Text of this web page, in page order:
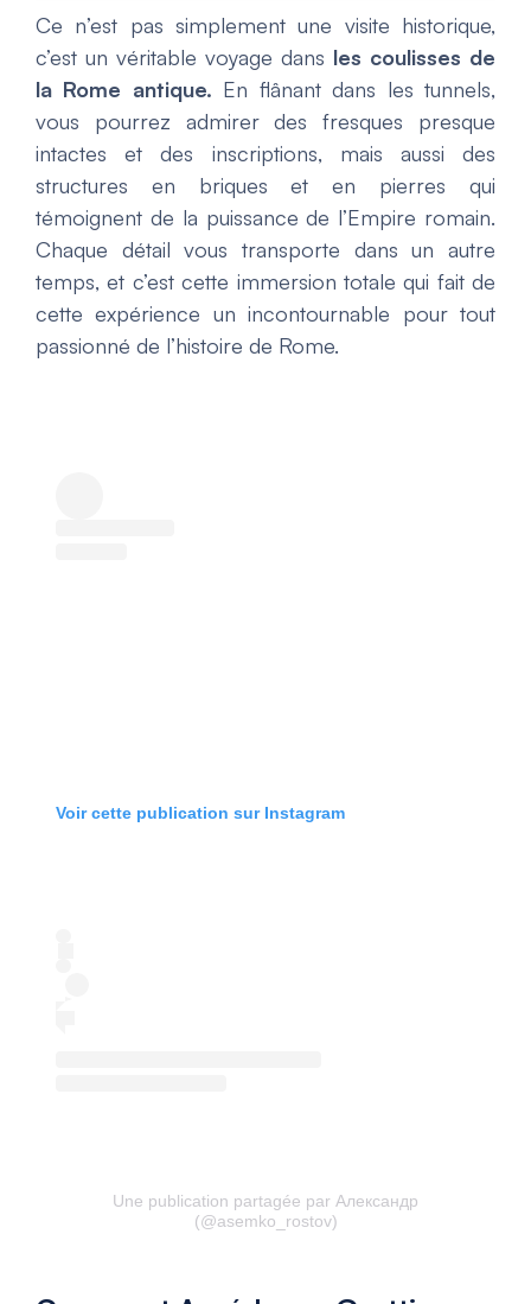
Ce n’est pas simplement une visite historique,
c’est un véritable voyage dans les coulisses de
la Rome antique. En flânant dans les tunnels,
vous pourrez admirer des fresques presque
intactes et des inscriptions, mais aussi des
structures en briques et en pierres qui
témoignent de la puissance de l’Empire romain.
Chaque détail vous transporte dans un autre
temps, et c’est cette immersion totale qui fait de
cette expérience un incontournable pour tout
passionné de l’histoire de Rome.
Voir cette publication sur Instagram
Une publication partagée par Александр
(@asemko_rostov)